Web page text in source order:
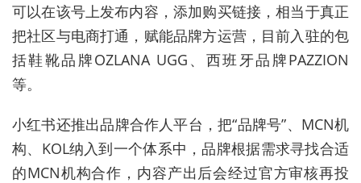
可以在该号上发布内容，添加购买链接，相当于真正
把社区与电商打通，赋能品牌方运营，目前入驻的包
括鞋靴品牌OZLANA UGG、西班牙品牌PAZZION
等。
小红书还推出品牌合作人平台，把“品牌号”、MCN机
构、KOL纳入到一个体系中，品牌根据需求寻找合适
的MCN机构合作，内容产出后会经过官方审核再投